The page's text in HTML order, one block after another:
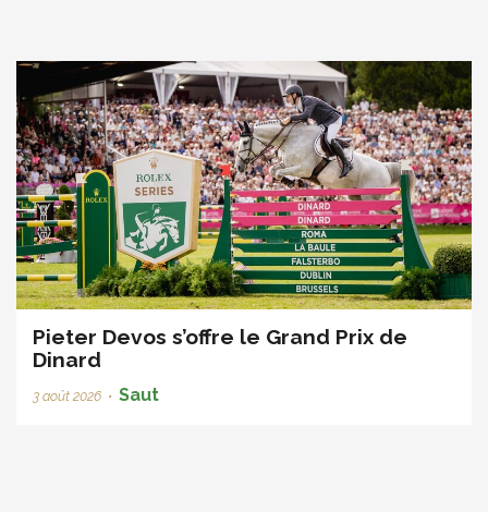
Pieter Devos s’offre le Grand Prix de
Dinard
3 août 2026 • Saut